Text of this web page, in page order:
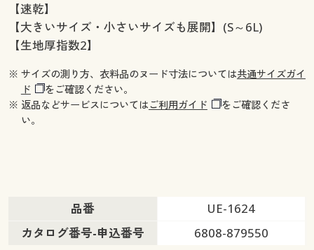
【速乾】
【大きいサイズ・小さいサイズも展開】(S～6L)
【生地厚指数2】
※ サイズの測り方、衣料品のヌード寸法については共通サイズガイ
ド
をご確認ください。
※ 返品などサービスについてはご利用ガイド
をご確認くださ
い。
品番
UE-1624
カタログ番号-申込番号
6808-879550